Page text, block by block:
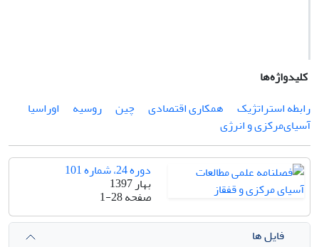
کلیدواژه‌ها
رابطه استراتژیک
همکاری اقتصادی چین روسیه
اوراسیا
آسیای‌مرکزی و انرژی
دوره 24، شماره 101
بهار 1397
صفحه1-28
فایل ها